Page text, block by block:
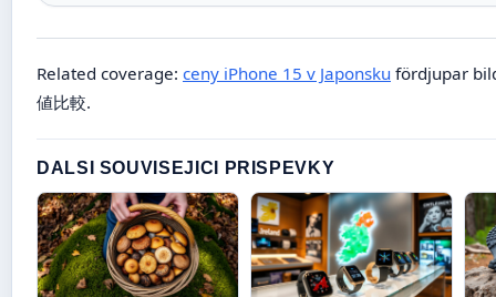
Related coverage: ceny iPhone 15 v Japonsku fördjupar
値比較.
DALSI SOUVISEJICI PRISPEVKY